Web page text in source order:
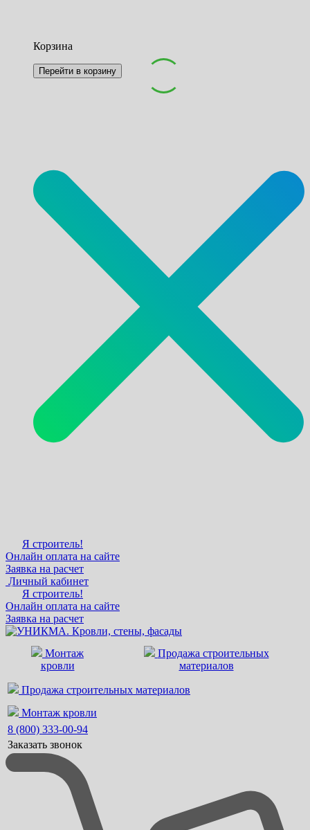
Корзина
Перейти в корзину
Я строитель!
Онлайн оплата на сайте
Заявка на расчет
Личный кабинет
Я строитель!
Онлайн оплата на сайте
Заявка на расчет
Монтаж
кровли
Продажа строительных
материалов
Продажа строительных материалов
Монтаж кровли
8 (800) 333-00-94
Заказать звонок